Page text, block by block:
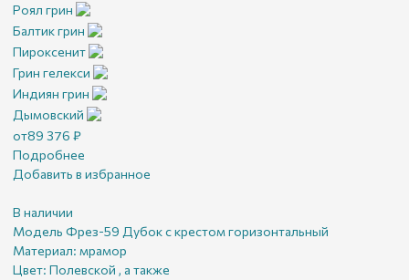
Роял грин
Балтик грин
Пироксенит
Грин гелекси
Индиян грин
Дымовский
от89 376 ₽
Подробнее
Добавить в избранное
В наличии
Модель Фрез-59 Дубок с крестом горизонтальный
Материал: мрамор
Цвет: Полевской , а также